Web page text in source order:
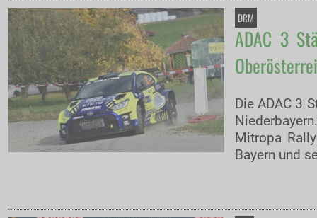
DRM
ADAC 3
Die ADAC 3
Mitropa
Bayern und